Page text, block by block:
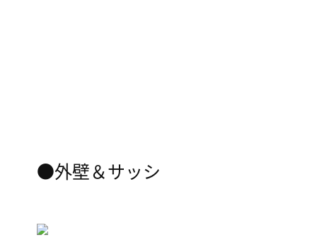
●外壁＆サッシ